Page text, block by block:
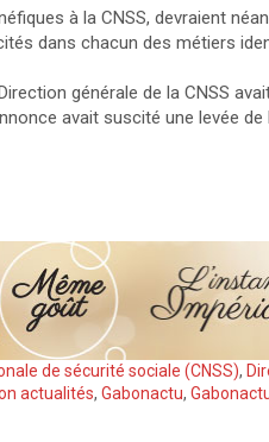
à la CNSS, devraient
dans chacun des métiers
générale de la CNSS
avait suscité une levée de
de sécurité sociale (CNSS),
actualités, Gabonactu,